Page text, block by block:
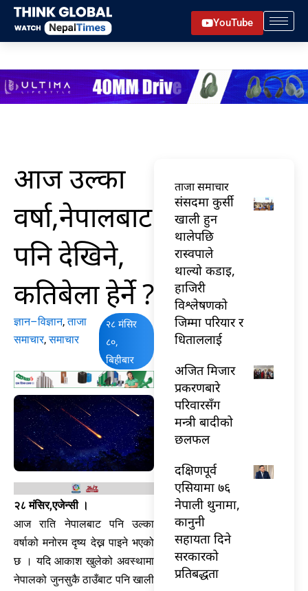
Skip
content
YouTube
आज उल्का
वर्षा,नेपालबाट
पनि देखिने,
कतिबेला हेर्ने ?
ज्ञान–विज्ञान,ताजा
समाचार,समाचार
२८ मंसिर
८०,
बिहीबार
२८ मंसिर,एजेन्सी ।
आज राति नेपालबाट पनि उल्का
वर्षाको मनोरम दृष्य देख्न पाइने भएको
छ । यदि आकाश खुलेको अवस्थामा
नेपालको जुनसुकै ठाउँबाट पनि खाली
ताजा समाचार
संसदमा कुर्सी
खाली हुन
थालेपछि
रास्वपाले
थाल्यो कडाइ,
हाजिरी
विश्लेषणको
जिम्मा परियार र
धिताललाई
अजित मिजार
प्रकरणबारे
परिवारसँग
मन्त्री बादीको
छलफल
दक्षिणपूर्व
एसियामा ७६
नेपाली थुनामा,
कानुनी
सहायता दिने
सरकारको
प्रतिबद्धता